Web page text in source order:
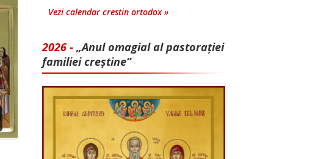
Vezi calendar crestin ortodox »
2026 - „Anul omagial al pastorației
familiei creștine”